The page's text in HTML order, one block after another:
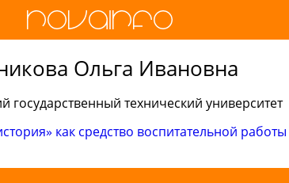
Ольга Ивановна
государственный технический университет
как средство воспитательной работы